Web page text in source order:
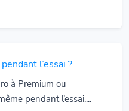
l’essai ?
à Premium ou
pendant l’essai....